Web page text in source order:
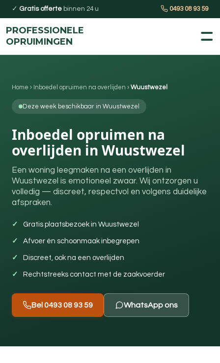
✓ Gratis offerte binnen 24 u 0493 08 93 59
PROFESSIONELE
OPRUIMINGEN
Home › Inboedel opruimen na overlijden › Wuustwezel
Deze week beschikbaar in Wuustwezel
Inboedel opruimen na
overlijden in Wuustwezel
Een woning leegmaken na een overlijden in
Wuustwezel is emotioneel zwaar. Wij ontzorgen u
volledig — discreet, respectvol en volgens duidelijke
afspraken.
Gratis plaatsbezoek in Wuustwezel
Afvoer én schoonmaak inbegrepen
Discreet, ook na een overlijden
Rechtstreeks contact met de zaakvoerder
Bel 0493 08 93 59 WhatsApp ons